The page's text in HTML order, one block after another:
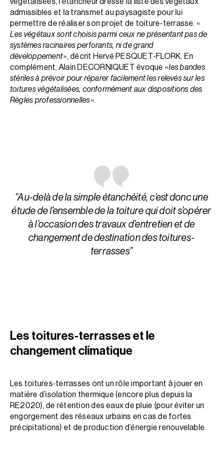
admissibles et la transmet au paysagiste pour lui
permettre de réaliser son projet de toiture-terrasse. «
Les végétaux sont choisis parmi ceux ne présentant pas de
systèmes racinaires perforants, ni de grand
développement», décrit Hervé PESQUET-FLORK. En
complément, Alain DECORNIQUET évoque «les bandes
stériles à prévoir pour réparer facilement les relevés sur les
toitures végétalisées, conformément aux dispositions des
Règles professionnelles».
“Au-delà de la simple étanchéité, c’est donc une
étude de l’ensemble de la toiture qui doit s’opérer
à l’occasion des travaux d’entretien et de
changement de destination des toitures-
terrasses”
Les toitures-terrasses et le
changement climatique
Les toitures-terrasses ont un rôle important à jouer en
matière d’isolation thermique (encore plus depuis la
RE2020), de rétention des eaux de pluie (pour éviter un
engorgement des réseaux urbains en cas de fortes
précipitations) et de production d’énergie renouvelable.